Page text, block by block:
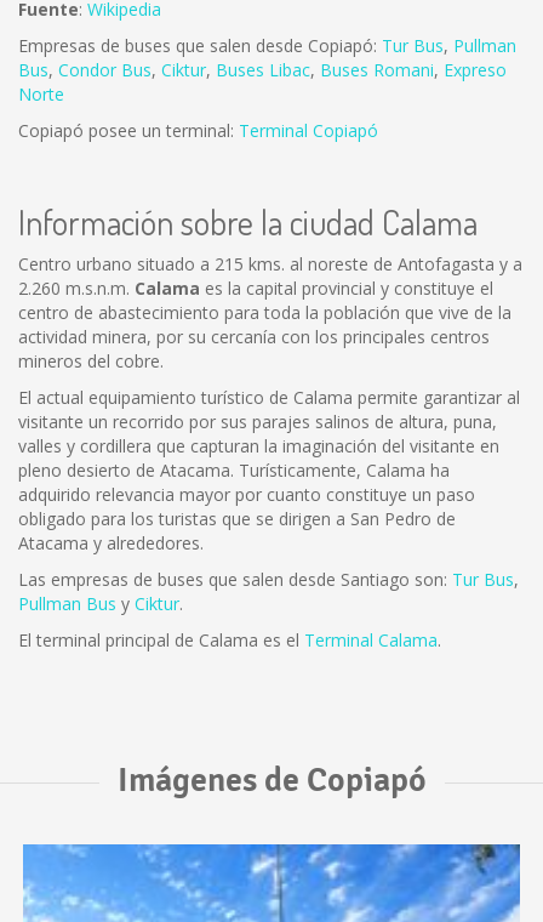
Fuente: Wikipedia
Empresas de buses que salen desde Copiapó: Tur Bus, Pullman
Bus, Condor Bus, Ciktur, Buses Libac, Buses Romani, Expreso
Norte
Copiapó posee un terminal: Terminal Copiapó
Información sobre la ciudad Calama
Centro urbano situado a 215 kms. al noreste de Antofagasta y a
2.260 m.s.n.m. Calama es la capital provincial y constituye el
centro de abastecimiento para toda la población que vive de la
actividad minera, por su cercanía con los principales centros
mineros del cobre.
El actual equipamiento turístico de Calama permite garantizar al
visitante un recorrido por sus parajes salinos de altura, puna,
valles y cordillera que capturan la imaginación del visitante en
pleno desierto de Atacama. Turísticamente, Calama ha
adquirido relevancia mayor por cuanto constituye un paso
obligado para los turistas que se dirigen a San Pedro de
Atacama y alrededores.
Las empresas de buses que salen desde Santiago son: Tur Bus,
Pullman Bus y Ciktur.
El terminal principal de Calama es el Terminal Calama.
Imágenes de Copiapó